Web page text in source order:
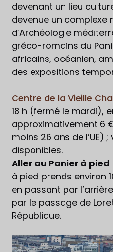
devenant un lieu
devenue un complexe
d’Archéologie
gréco-romains du
africains, océanien,
des expositions
Centre de la Vieille
18 h (fermé le mardi),
approximativement 6
moins 26 ans de l’UE)
disponibles.
Aller au Panier à pied
à pied prends environ
en passant par
par le passage de
République.